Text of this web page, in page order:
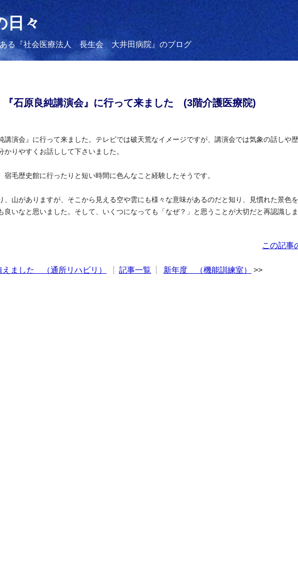
日々
る『社会医療法人 長生会 大井田病院』のブログ
『石原良純講演会』に行って来ました (3階介護医療院)
講演会』に行って来ました。テレビでは破天荒なイメージですが、講演会では気象の話しや
かりやすくお話しして下さいました。
宿毛歴史館に行ったりと短い時間に色んなこと経験したそうです。
、山がありますが、そこから見える空や雲にも様 々な意味があるのだと知り、見慣れた景色
良いなと思いました。そして、いくつになっても「なぜ？」と思う ことが大切だと再認識し
この記事
えました （通所リハビリ） 記事一覧 新年度 （機能訓練室）